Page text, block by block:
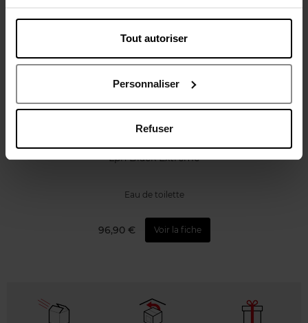
Tout autoriser
Personnaliser
Refuser
TED LAPIDUS
Lph Black Extreme
Eau de toilette
96,90 € Voir la fiche